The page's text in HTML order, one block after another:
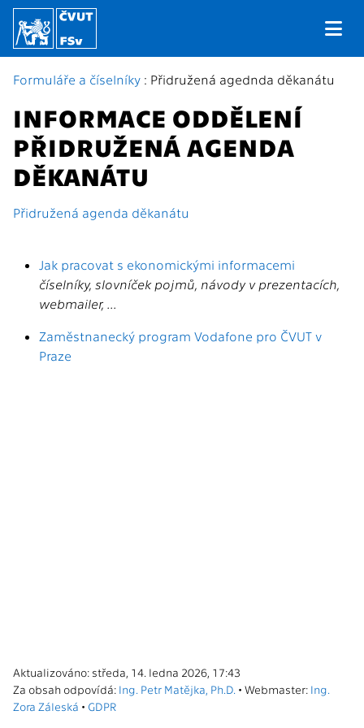
Formuláře a číselníky : Přidružená agednda děkanátu
INFORMACE ODDĚLENÍ
PŘIDRUŽENÁ AGENDA
DĚKANÁTU
Přidružená agenda děkanátu
Jak pracovat s ekonomickými informacemi
číselníky, slovníček pojmů, návody v prezentacích,
webmailer, ...
Zaměstnanecký program Vodafone pro ČVUT v
Praze
Aktualizováno: středa, 14. ledna 2026, 17:43
Za obsah odpovídá: Ing. Petr Matějka, Ph.D. • Webmaster: Ing.
Zora Záleská • GDPR